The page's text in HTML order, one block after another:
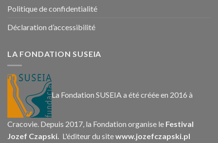
Politique de confidentialité
Déclaration d’accessibilité
LA FONDATION SUSEIA
La Fondation SUSEIA a été créée en 2016 à
Cracovie. Depuis 2017, la Fondation organise le Festival
Jozef Czapski. L'éditeur du sitewww.jozefczapski.pl